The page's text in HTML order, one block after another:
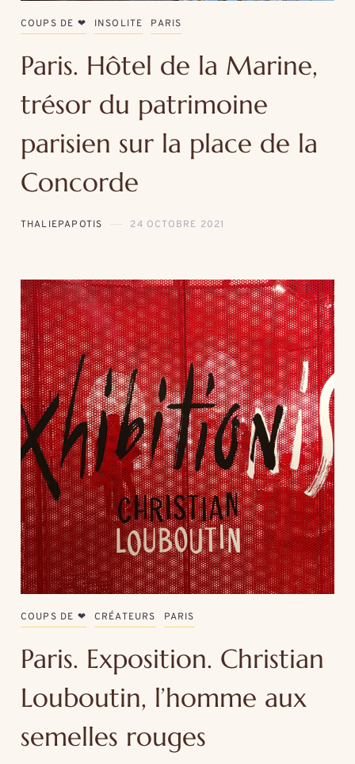
COUPS DE ❤ INSOLITE PARIS
Paris. Hôtel de la Marine,
trésor du patrimoine
parisien sur la place de la
Concorde
THALIEPAPOTIS 24 OCTOBRE 2021
COUPS DE ❤ CRÉATEURS PARIS
Paris. Exposition. Christian
Louboutin, l’homme aux
semelles rouges